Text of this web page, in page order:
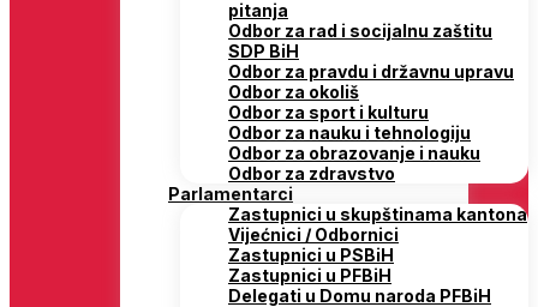
pitanja
Odbor za rad i socijalnu zaštitu
SDP BiH
Odbor za pravdu i državnu upravu
Odbor za okoliš
Odbor za sport i kulturu
Odbor za nauku i tehnologiju
Odbor za obrazovanje i nauku
Odbor za zdravstvo
Parlamentarci
Zastupnici u skupštinama kantona
Vijećnici / Odbornici
Zastupnici u PSBiH
Zastupnici u PFBiH
Delegati u Domu naroda PFBiH